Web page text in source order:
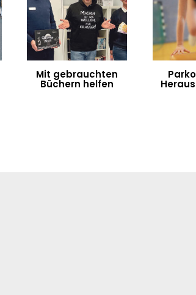
Mit gebrauchten
Büchern helfen